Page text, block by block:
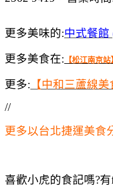
更多美味的:中式餐館
更多美食在: 【松江南京站
更多: 【中和三蘆線美
//
更多以台北捷運美食
喜歡小虎的食記嗎?